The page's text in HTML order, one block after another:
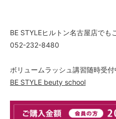
BE STYLEヒルトン名古屋店でも
052-232-8480
ボリュームラッシュ講習随時受付
BE STYLE beuty school